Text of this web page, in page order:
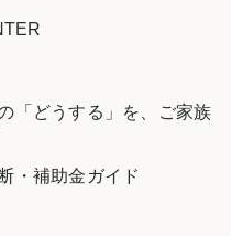
「どうする」を、ご家族
・補助金ガイド